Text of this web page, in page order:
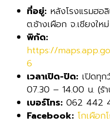
ที่อยู่: หลังโรงแรมฮอ
ต.ช้างเผือก จ.เชียงใหม่
พิกัด:
https://
6
เวลาเปิด-ปิด: เปิดทุ
07.30 – 14.00 น. (ร้
เบอร์โทร: 062 442
Facebook: โกเผือ